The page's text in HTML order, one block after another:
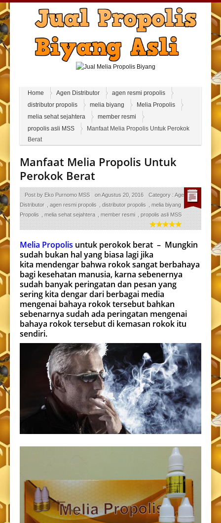
Home Agen Distributor
agen resmi propolis
distributor propolis
melia biyang
Melia Propolis
melia sehat sejahtera
member resmi
propolis asli MSS
Manfaat Melia Propolis Untuk Perokok
Berat
Manfaat Melia Propolis Untuk
Perokok Berat
Post byEko Purnomo MSS onAgustus 20, 2016 Category :Agen
Distributor ,agen resmi propolis ,distributor propolis ,melia biyang ,
Melia
Propolis ,melia sehat sejahtera ,member resmi ,propolis asli MSS
Melia Propolis untuk perokok berat – Mungkin
sudah bukan hal yang biasa lagi jika
kita mendengar bahwa rokok sangat berbahaya
bagi kesehatan manusia, karna sebenernya
sudah banyak peringatan dan pesan yang
sering kita dengar dari berbagai media
mengenai bahaya rokok tersebut bahkan
sebenarnya sudah ada peringatan mengenai
bahaya rokok tersebut di kemasan rokok itu
sendiri.